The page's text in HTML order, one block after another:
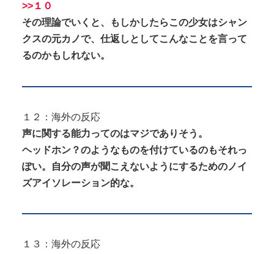
>>１０
その理論でいくと、もしかしたらこの少女はシャン
クスの元カノで、仕返しとしてこんなことを言って
るのかもしれない。
１２：海外の反応
声に関する能力ってのはマジでありそう。
ヘッドホン？のようなものを付けているのもそれっ
ぽい。自分の声が聞こえないようにするためのノイ
ズアイソレーション的な。
１３：海外の反応